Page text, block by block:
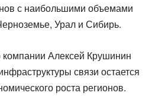
с наибольшими объемами
Урал и Сибирь.
Алексей Крушинин
связи остается
роста регионов.